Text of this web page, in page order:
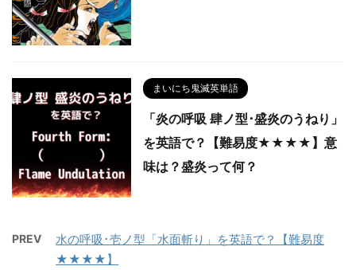
まいにち鬼滅英単語
「炎の呼吸 肆ノ型･盛炎のうねり」
を英語で？【難易度★★★★】意
味は？盛炎って何？
PREV
水の呼吸･壱ノ型「水面斬り」を英語で？【難易度
★★★★】